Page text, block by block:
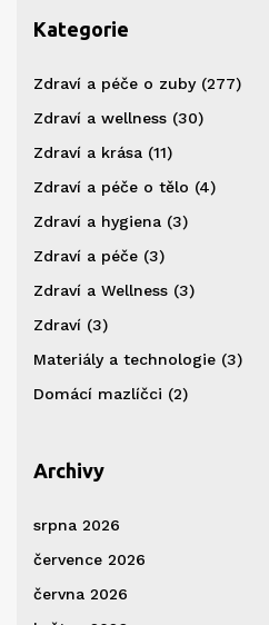
Kategorie
Zdraví a péče o zuby (277)
Zdraví a wellness (30)
Zdraví a krása (11)
Zdraví a péče o tělo (4)
Zdraví a hygiena (3)
Zdraví a péče (3)
Zdraví a Wellness (3)
Zdraví (3)
Materiály a technologie (3)
Domácí mazlíčci (2)
Archivy
srpna 2026
července 2026
června 2026